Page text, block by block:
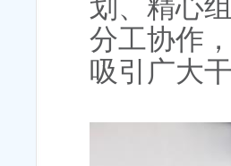
划、精心
分工协作
吸引广大